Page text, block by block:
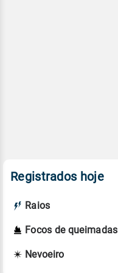
Registrados hoje
Raios
Focos de queimadas
Nevoeiro